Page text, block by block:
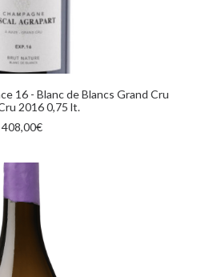
AL CARRELLO
16 - Blanc de Blancs Grand Cru
2016 0,75 lt.
408,00€